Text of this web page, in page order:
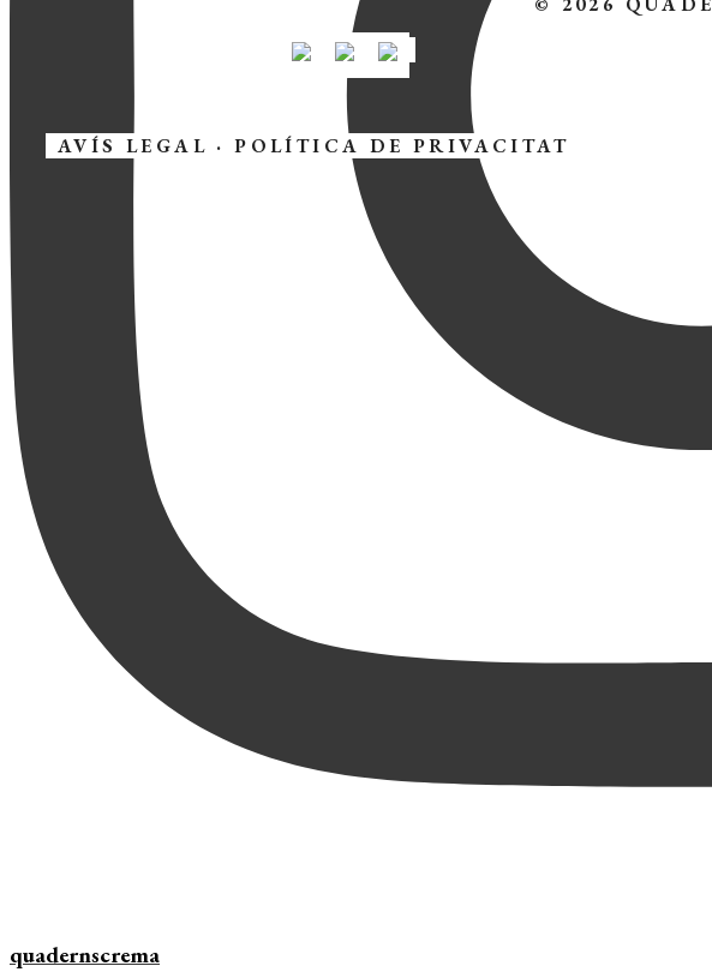
quadernscrema
AVÍS LEGAL ·POLÍTICA DE PRIVACITAT